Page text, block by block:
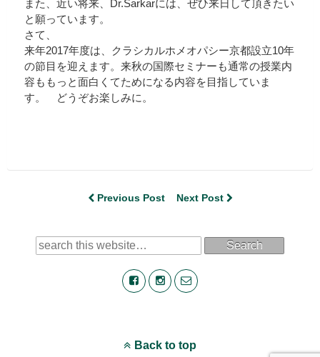
また、近い将来、Dr.Sarkarには、ぜひ来日して頂きたい
と願っています。
さて、
来年2017年度は、クラシカルホメオパシー京都設立10年
の節目を迎えます。来秋の国際セミナーも通常の授業内
容ももっと面白くてためになる内容を目指していま
す。 どうぞお楽しみに。
Previous Post Next Post
Search
Back to top